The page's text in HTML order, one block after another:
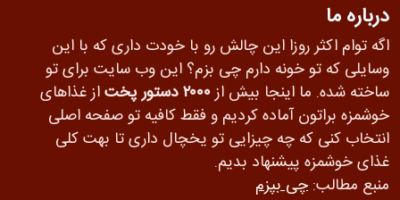
درباره ما
اگه توام اکثر روزا این چالش رو با خودت داری که با این
وسایلی که تو خونه دارم چی بزم؟ این وب سایت برای تو
ساخته شده. ما اینجا بیش از۲۰۰۰ دستور پخت
از غذاهای
خوشمزه براتون آماده کردیم و فقط کافیه تو صفحه اصلی
انتخاب کنی که چه چیزایی تو یخچال داری تا بهت کلی
غذای خوشمزه پیشنهاد بدیم.
منبع مطالب: چی بپزم